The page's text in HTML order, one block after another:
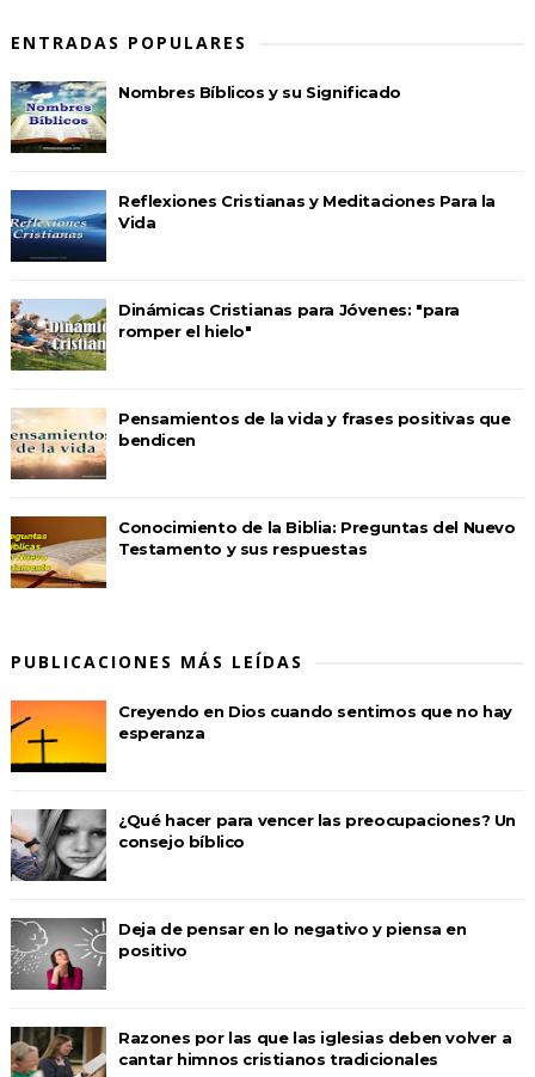
ENTRADAS POPULARES
Nombres Bíblicos y su Significado
Reflexiones Cristianas y Meditaciones Para la
Vida
Dinámicas Cristianas para Jóvenes: "para
romper el hielo"
Pensamientos de la vida y frases positivas que
bendicen
Conocimiento de la Biblia: Preguntas del Nuevo
Testamento y sus respuestas
PUBLICACIONES MÁS LEÍDAS
Creyendo en Dios cuando sentimos que no hay
esperanza
¿Qué hacer para vencer las preocupaciones? Un
consejo bíblico
Deja de pensar en lo negativo y piensa en
positivo
Razones por las que las iglesias deben volver a
cantar himnos cristianos tradicionales